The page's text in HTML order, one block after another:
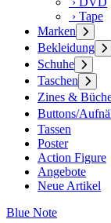
› Tape
Marken
Bekleidung
Schuhe
Taschen
Zines &
Buttons/
Tassen
Poster
Action Figure
Angebote
Neue Artikel
Blue Note